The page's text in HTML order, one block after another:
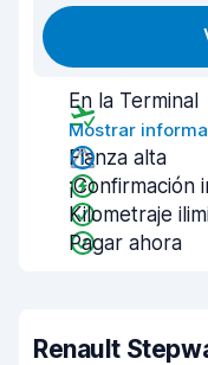
En la Terminal
Mostrar
Fianza alta
¡Confirmación
Kilometraje
Pagar ahora
Renault